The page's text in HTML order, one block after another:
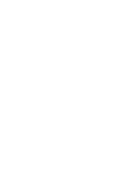
marcas favoritas